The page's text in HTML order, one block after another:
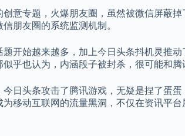
意专题，火爆朋友圈，虽然被微信屏蔽
朋友圈的系统监测机制。
题开始越来越多，加上今日头条抖机灵推
乎也认为，内涵段子被封杀，很可能和腾
日头条攻击了腾讯游戏，无疑是捏了蛋
移动互联网的流量黑洞，不仅在资讯平